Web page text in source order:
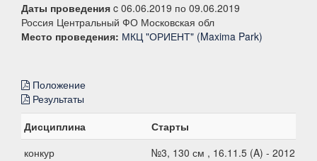
Даты проведения c 06.06.2019 по 09.06.2019
Россия Центральный ФО Московская обл
Место проведения: МКЦ "ОРИЕНТ" (Maxima Park)
Положение
Результаты
Дисциплина
Старты
конкур
№3, 130 см , 16.11.5 (A) - 2012